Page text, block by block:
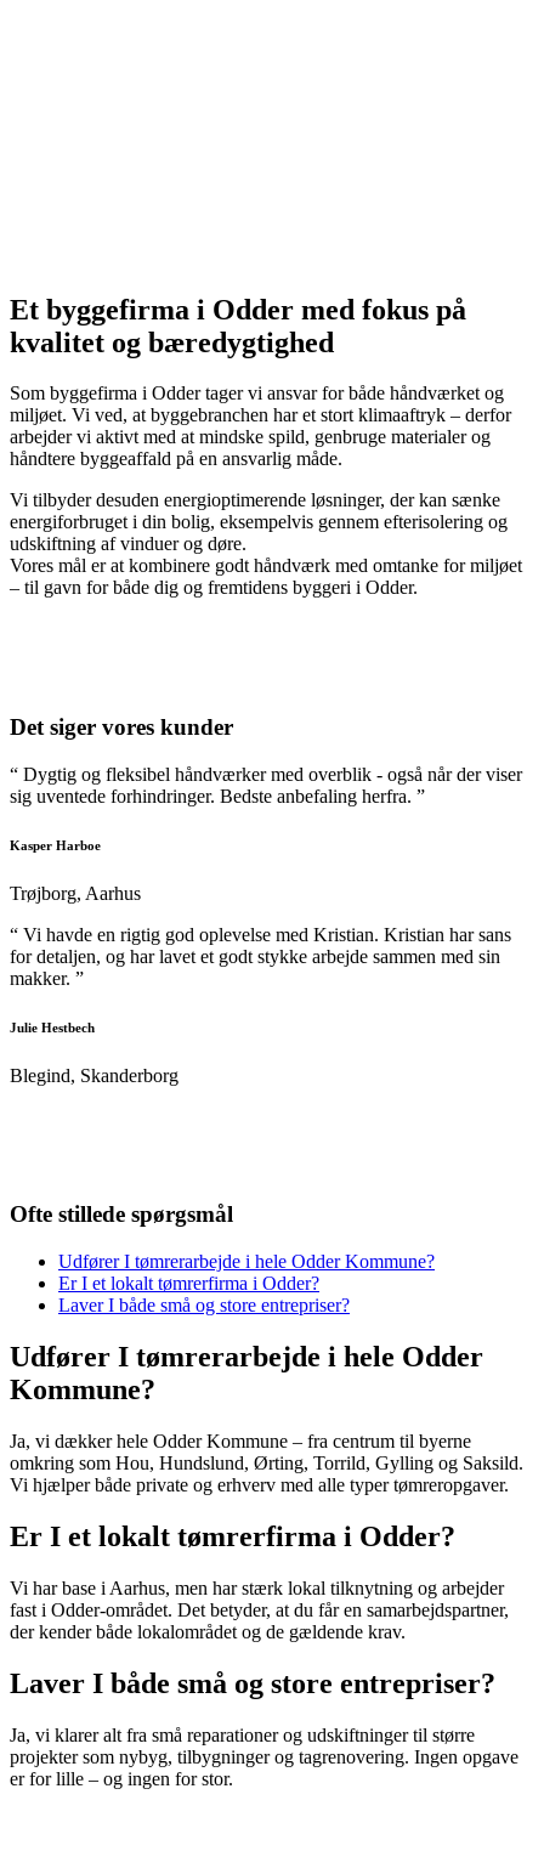
Et byggefirma i Odder med fokus på
kvalitet og bæredygtighed
Som byggefirma i Odder tager vi ansvar for både håndværket og
miljøet. Vi ved, at byggebranchen har et stort klimaaftryk – derfor
arbejder vi aktivt med at mindske spild, genbruge materialer og
håndtere byggeaffald på en ansvarlig måde.
Vi tilbyder desuden energioptimerende løsninger, der kan sænke
energiforbruget i din bolig, eksempelvis gennem efterisolering og
udskiftning af vinduer og døre.
Vores mål er at kombinere godt håndværk med omtanke for miljøet
– til gavn for både dig og fremtidens byggeri i Odder.
Det siger vores kunder
“ Dygtig og fleksibel håndværker med overblik - også når der viser
sig uventede forhindringer. Bedste anbefaling herfra. ”
Kasper Harboe
Trøjborg, Aarhus
“ Vi havde en rigtig god oplevelse med Kristian. Kristian har sans
for detaljen, og har lavet et godt stykke arbejde sammen med sin
makker. ”
Julie Hestbech
Blegind, Skanderborg
Ofte stillede spørgsmål
Udfører I tømrerarbejde i hele Odder Kommune?
Er I et lokalt tømrerfirma i Odder?
Laver I både små og store entrepriser?
Udfører I tømrerarbejde i hele Odder
Kommune?
Ja, vi dækker hele Odder Kommune – fra centrum til byerne
omkring som Hou, Hundslund, Ørting, Torrild, Gylling og Saksild.
Vi hjælper både private og erhverv med alle typer tømreropgaver.
Er I et lokalt tømrerfirma i Odder?
Vi har base i Aarhus, men har stærk lokal tilknytning og arbejder
fast i Odder-området. Det betyder, at du får en samarbejdspartner,
der kender både lokalområdet og de gældende krav.
Laver I både små og store entrepriser?
Ja, vi klarer alt fra små reparationer og udskiftninger til større
projekter som nybyg, tilbygninger og tagrenovering. Ingen opgave
er for lille – og ingen for stor.